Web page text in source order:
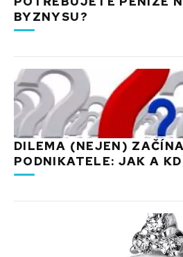
BYZNYSU?
DILEMA (NEJEN)
PODNIKATELE: JAK A